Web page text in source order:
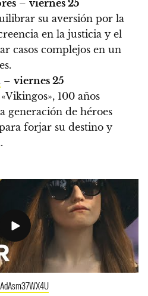
– viernes 25
su aversión por la
en la justicia y el
casos complejos en un
– viernes 25
100 años
generación de héroes
forjar su destino y